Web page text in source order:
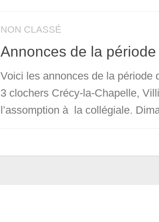
NON CLASSÉ
Annonces de la
Voici les annonces de la période
3 clochers Crécy-la-Chapelle,
l’assomption à la collégiale.